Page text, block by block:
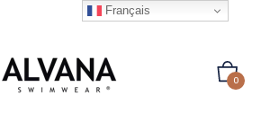
0
Français